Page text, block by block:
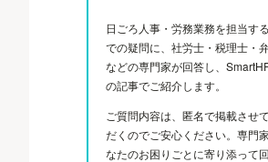
日ごろ人事・労務業務を担当す
での疑問に、社労士・税理士・
などの専門家が回答し、
の記事でご紹介します。
ご質問内容は、匿名で掲載させ
だくのでご安心ください。専門
なたのお困りごとに寄り添って